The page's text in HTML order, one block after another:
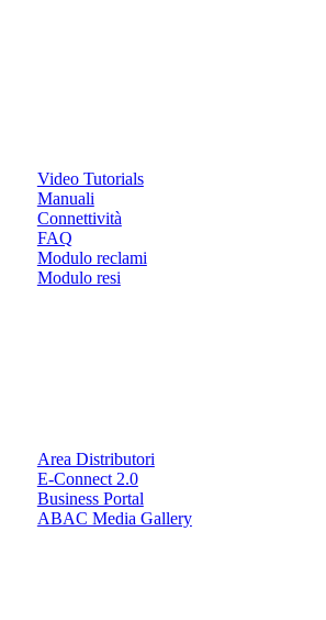
Video Tutorials
Manuali
Connettività
FAQ
Modulo reclami
Modulo resi
Area Distributori
E-Connect 2.0
Business Portal
ABAC Media Gallery